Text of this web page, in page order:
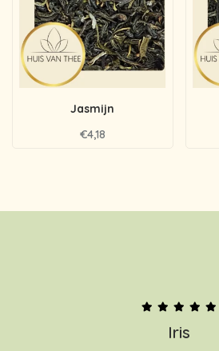
Jasmijn
€4,18
Iris